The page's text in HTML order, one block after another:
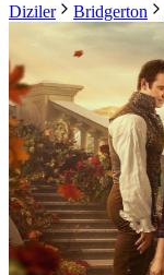
Diziler Bridgerton